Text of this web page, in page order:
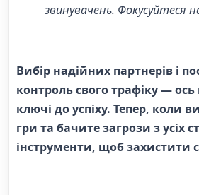
звинувачень. Фокусуйтеся
Вибір надійних партнерів і
контроль свого трафіку — ось
ключі до успіху. Тепер, коли
гри та бачите загрози з усіх
інструменти, щоб захистити